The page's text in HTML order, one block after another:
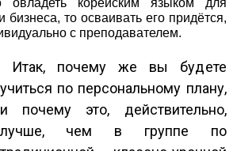
то осваивать его придётся,
с преподавателем.
Итак, почему же вы будете
учиться по персональному плану,
и почему это, действительно,
лучше, чем в группе по